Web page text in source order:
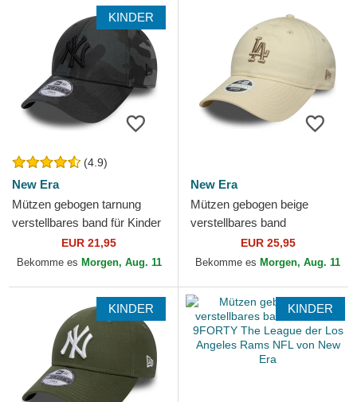
KINDER
(4.9)
New Era
Mützen gebogen tarnung
verstellbares band für Kinder
9FORTY League Essential
der New York Yankees...
EUR 21,95
Bekomme es Morgen, Aug. 11
New Era
Mützen gebogen beige
verstellbares band
9TWENTY League Essential
Midi der Los Angeles
EUR 25,95
Bekomme es Morgen, Aug. 11
KINDER KINDER